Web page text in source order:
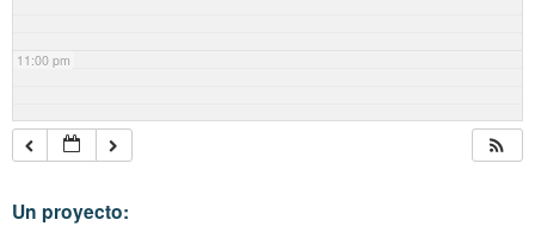
11:00 pm
Un proyecto: